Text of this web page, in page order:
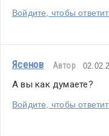
Войдите, чтобы
Ясенов Автор
А вы как думаете?
Войдите, чтобы